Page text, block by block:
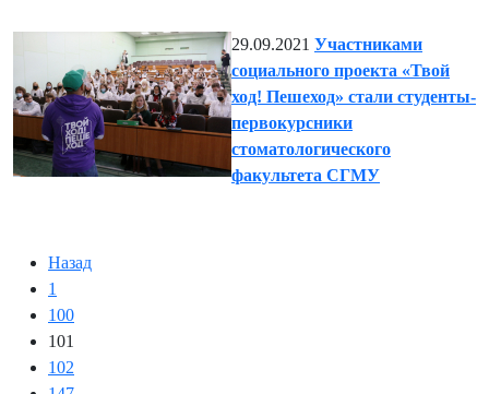
29.09.2021 Участниками
социального проекта «Твой
ход! Пешеход» стали студенты-
первокурсники
стоматологического
факультета СГМУ
Назад
1
100
101
102